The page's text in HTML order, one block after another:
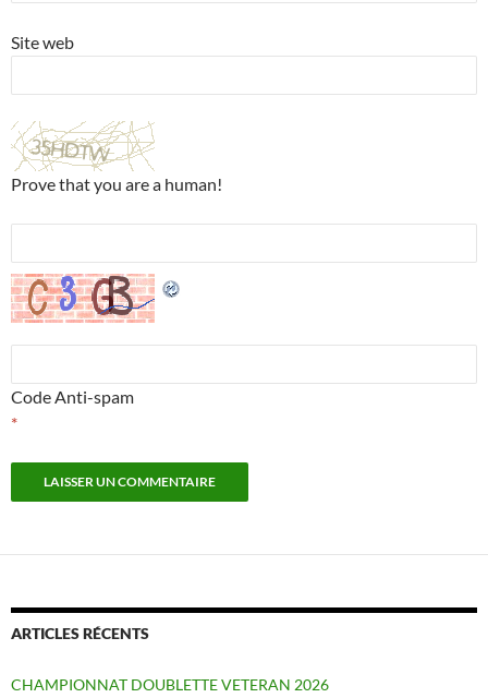
Site web
Prove that you are a human!
Code Anti-spam
*
ARTICLES RÉCENTS
CHAMPIONNAT DOUBLETTE VETERAN 2026